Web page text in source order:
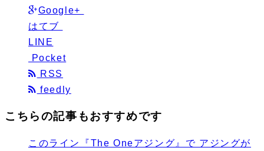
Google+
はてブ
LINE
Pocket
RSS
feedly
こちらの記事もおすすめです
このライン『The Oneアジング』で アジングが